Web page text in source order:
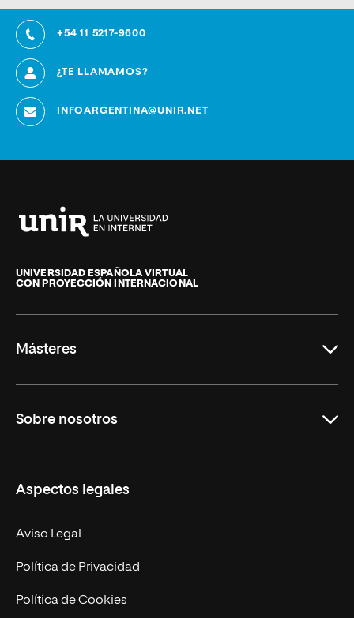
+54 11 5217-9600
¿TE LLAMAMOS?
INFOARGENTINA@UNIR.NET
de
La
UNIVERSIDAD ESPAÑOLA VIRTUAL
CON PROYECCIÓN INTERNACIONAL
Másteres
Derecho
Empresa
MBA
Marketing y Comunicación
Ingeniería
Sobre nosotros
Nuestro Equipo
Contacto
Aspectos legales
Aviso Legal
Política de Privacidad
Política de Cookies